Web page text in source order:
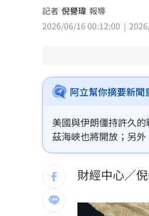
新／土城砂石
公視預算遭砍
新／台中婦過
Google智慧助
4大超商父親節
惡狼性侵關12
上架4天賣掉
記者 倪譽瑋 報導
2026/06/16 00:12:00
阿立幫你摘要新聞
美國與伊朗僵持許久
茲海峽也將開放；另
起轟動的SpaceX是否
財經中心／